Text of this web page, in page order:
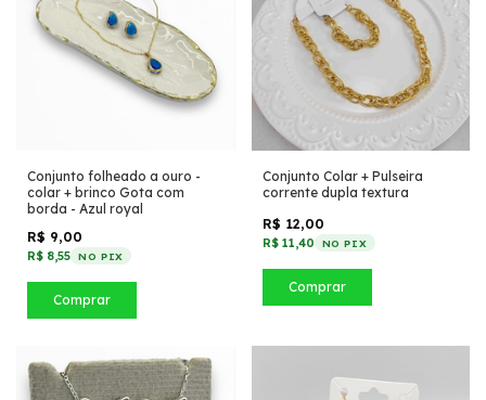
Conjunto folheado a ouro -
colar + brinco Gota com
borda - Azul royal
R$ 9,00
R$ 8,55 NO PIX
Comprar
Conjunto Colar + Pulseira
corrente dupla textura
R$ 12,00
R$ 11,40 NO PIX
Comprar